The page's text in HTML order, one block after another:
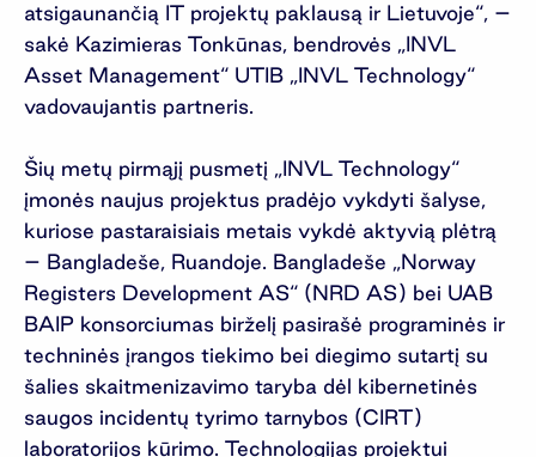
atsigaunančią IT projektų paklausą ir Lietuvoje“, –
sakė Kazimieras Tonkūnas, bendrovės „INVL
Asset Management“ UTIB „INVL Technology“
vadovaujantis partneris.
Šių metų pirmąjį pusmetį „INVL Technology“
įmonės naujus projektus pradėjo vykdyti šalyse,
kuriose pastaraisiais metais vykdė aktyvią plėtrą
– Bangladeše, Ruandoje. Bangladeše „Norway
Registers Development AS“ (NRD AS) bei UAB
BAIP konsorciumas birželį pasirašė programinės ir
techninės įrangos tiekimo bei diegimo sutartį su
šalies skaitmenizavimo taryba dėl kibernetinės
saugos incidentų tyrimo tarnybos (CIRT)
laboratorijos kūrimo. Technologijas projektui